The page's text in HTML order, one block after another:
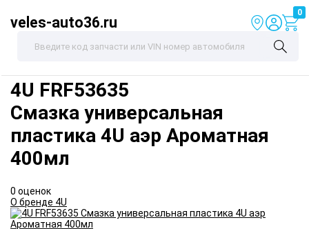
veles-auto36.ru
0
4U FRF53635
Смазка универсальная
пластика 4U аэр Ароматная
400мл
0 оценок
О бренде 4U